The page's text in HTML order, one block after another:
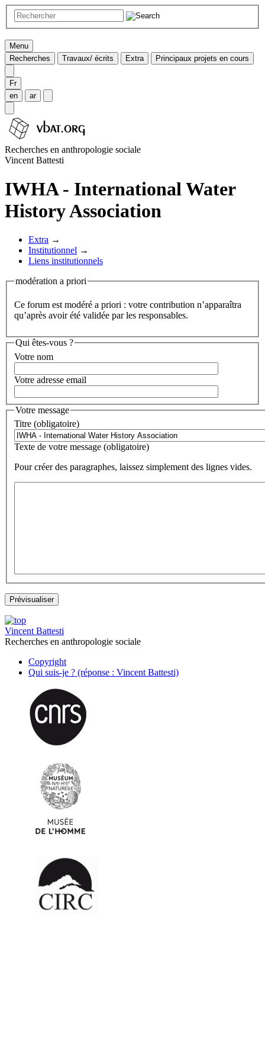
Menu
Recherches
Travaux/ écrits Extra Principaux projets en cours
Fr
en
ar
Recherches en anthropologie sociale
Vincent Battesti
IWHA - International Water
History Association
Extra →
Institutionnel →
Liens institutionnels
modération a priori
Ce forum est modéré a priori : votre contribution n’apparaîtra
qu’après avoir été validée par les responsables.
Qui êtes-vous ?
Votre nom
Votre adresse email
Votre message
Titre (obligatoire)
Texte de votre message (obligatoire)
Pour créer des paragraphes, laissez simplement des lignes vides.
Vincent Battesti
Recherches en anthropologie sociale
Copyright
Qui suis-je ? (réponse : Vincent Battesti)